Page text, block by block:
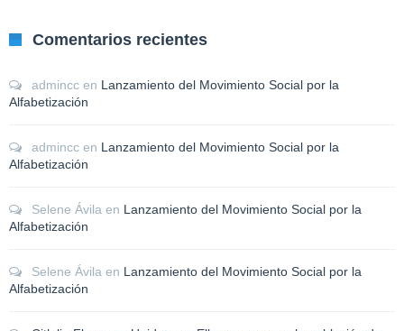
Comentarios recientes
admincc en Lanzamiento del Movimiento Social por la
Alfabetización
admincc en Lanzamiento del Movimiento Social por la
Alfabetización
Selene Ávila en Lanzamiento del Movimiento Social por la
Alfabetización
Selene Ávila en Lanzamiento del Movimiento Social por la
Alfabetización